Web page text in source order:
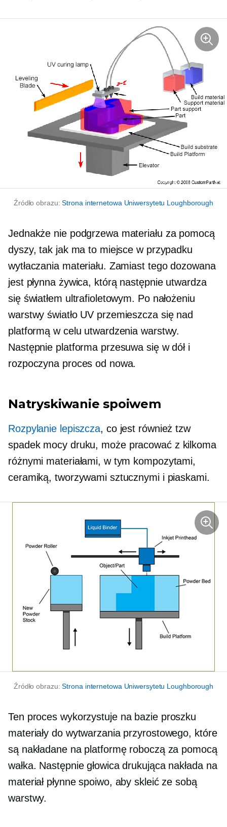
Źródło obrazu:Strona internetowa Uniwersytetu Loughborough
Jednakże nie podgrzewa materiału za pomocą
dyszy, tak jak ma to miejsce w przypadku
wytłaczania materiału. Zamiast tego dozowana
jest płynna żywica, którą następnie utwardza ​​
się światłem ultrafioletowym. Po nałożeniu
warstwy światło UV przemieszcza się nad
platformą w celu utwardzenia warstwy.
Następnie platforma przesuwa się w dół i
rozpoczyna proces od nowa.
Natryskiwanie spoiwem
Rozpylanie lepiszcza, co jest również tzw
spadek mocydruku, może pracować z kilkoma
różnymi materiałami, w tym kompozytami,
ceramiką, tworzywami sztucznymi i piaskami.
Źródło obrazu:Strona internetowa Uniwersytetu Loughborough
Ten proces wykorzystuje na bazie proszku
materiały do ​​wytwarzania przyrostowego, które
są nakładane na platformę roboczą za pomocą
wałka. Następnie głowica drukująca nakłada na
materiał płynne spoiwo, aby skleić ze sobą
warstwy.